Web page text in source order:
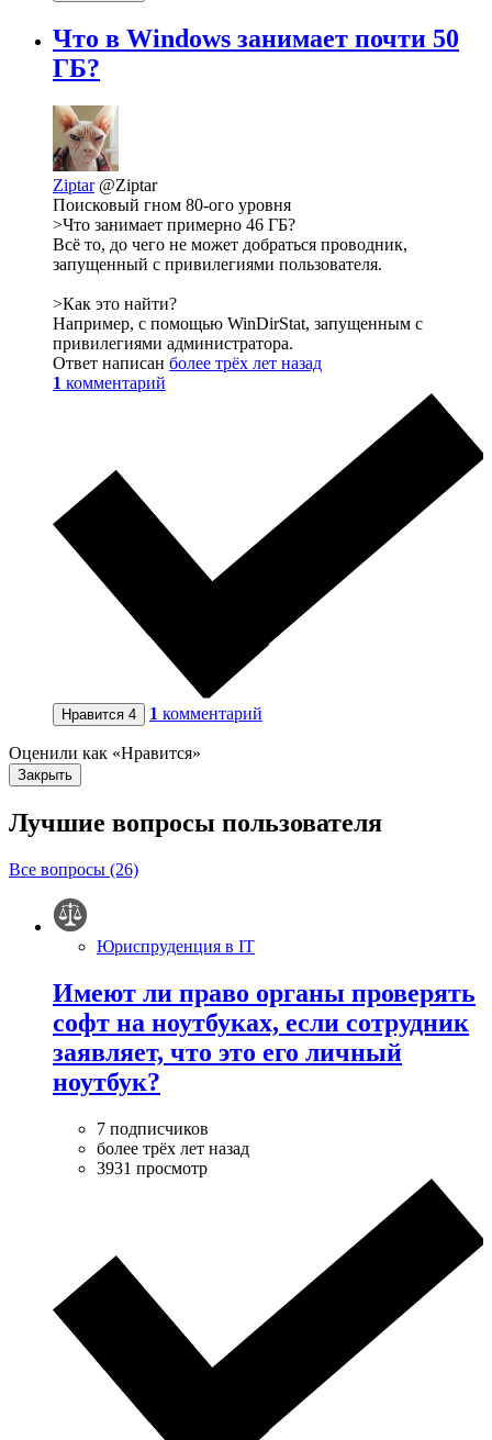
Что в Windows занимает почти 50
ГБ?
Ziptar @Ziptar
Поисковый гном 80-ого уровня
>Что занимает примерно 46 ГБ?
Всё то, до чего не может добраться проводник,
запущенный с привилегиями пользователя.
>Как это найти?
Например, с помощью WinDirStat, запущенным с
привилегиями администратора.
Ответ написан более трёх лет назад
1 комментарий
Нравится 4 1 комментарий
Оценили как «Нравится»
Закрыть
Лучшие вопросы пользователя
Все вопросы (26)
Юриспруденция в IT
Имеют ли право органы проверять
софт на ноутбуках, если сотрудник
заявляет, что это его личный
ноутбук?
7 подписчиков
более трёх лет назад
3931 просмотр